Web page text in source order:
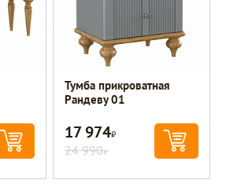
Тумба прикроватная
Рандеву 01
17 974Р
24 990Р